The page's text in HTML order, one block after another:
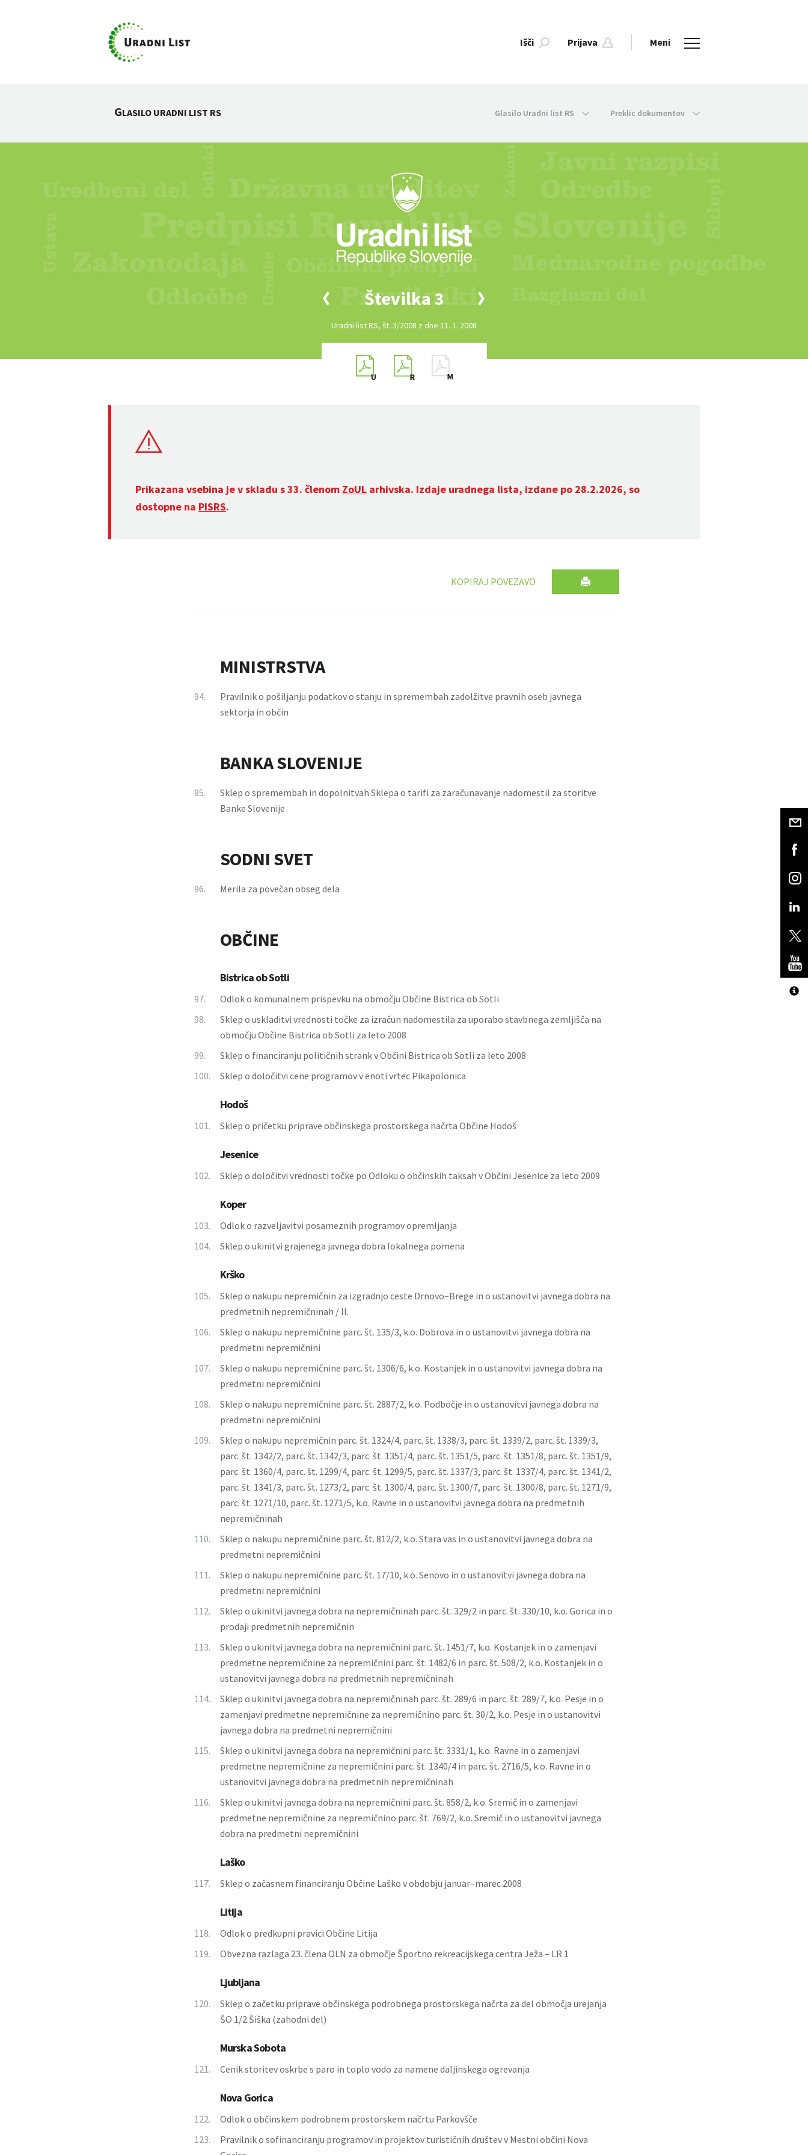
Išči Prijava Meni
GLASILO URADNI LIST RS Glasilo Uradni list RS Preklic dokumentov
Številka 3
Uradni list RS, št. 3/2008 z dne 11. 1. 2008
Prikazana vsebina je v skladu s 33. členom ZoUL arhivska. Izdaje uradnega lista, izdane po 28.2.2026, so
dostopne na PISRS.
KOPIRAJ POVEZAVO
MINISTRSTVA
94.
Pravilnik o pošiljanju podatkov o stanju in spremembah zadolžitve pravnih oseb javnega
sektorja in občin
BANKA SLOVENIJE
95.
Sklep o spremembah in dopolnitvah Sklepa o tarifi za zaračunavanje nadomestil za storitve
Banke Slovenije
SODNI SVET
96. Merila za povečan obseg dela
OBČINE
Bistrica ob Sotli
97.
Odlok o komunalnem prispevku na območju Občine Bistrica ob Sotli
98.
Sklep o uskladitvi vrednosti točke za izračun nadomestila za uporabo stavbnega zemljišča na
območju Občine Bistrica ob Sotli za leto 2008
99.
Sklep o financiranju političnih strank v Občini Bistrica ob Sotli za leto 2008
100.
Sklep o določitvi cene programov v enoti vrtec Pikapolonica
Hodoš
101. Sklep o pričetku priprave občinskega prostorskega načrta Občine Hodoš
Jesenice
102. Sklep o določitvi vrednosti točke po Odloku o občinskih taksah v Občini Jesenice za leto 2009
Koper
103.
Odlok o razveljavitvi posameznih programov opremljanja
104.
Sklep o ukinitvi grajenega javnega dobra lokalnega pomena
Krško
105.
Sklep o nakupu nepremičnin za izgradnjo ceste Drnovo–Brege in o ustanovitvi javnega dobra na
predmetnih nepremičninah / II.
106.
Sklep o nakupu nepremičnine parc. št. 135/3, k.o. Dobrova in o ustanovitvi javnega dobra na
predmetni nepremičnini
107.
Sklep o nakupu nepremičnine parc. št. 1306/6, k.o. Kostanjek in o ustanovitvi javnega dobra na
predmetni nepremičnini
108.
Sklep o nakupu nepremičnine parc. št. 2887/2, k.o. Podbočje in o ustanovitvi javnega dobra na
predmetni nepremičnini
109.
Sklep o nakupu nepremičnin parc. št. 1324/4, parc. št. 1338/3, parc. št. 1339/2, parc. št. 1339/3,
parc. št. 1342/2, parc. št. 1342/3, parc. št. 1351/4, parc. št. 1351/5, parc. št. 1351/8, parc. št. 1351/9,
parc. št. 1360/4, parc. št. 1299/4, parc. št. 1299/5, parc. št. 1337/3, parc. št. 1337/4, parc. št. 1341/2,
parc. št. 1341/3, parc. št. 1273/2, parc. št. 1300/4, parc. št. 1300/7, parc. št. 1300/8, parc. št. 1271/9,
parc. št. 1271/10, parc. št. 1271/5, k.o. Ravne in o ustanovitvi javnega dobra na predmetnih
nepremičninah
110.
Sklep o nakupu nepremičnine parc. št. 812/2, k.o. Stara vas in o ustanovitvi javnega dobra na
predmetni nepremičnini
111.
Sklep o nakupu nepremičnine parc. št. 17/10, k.o. Senovo in o ustanovitvi javnega dobra na
predmetni nepremičnini
112.
Sklep o ukinitvi javnega dobra na nepremičninah parc. št. 329/2 in parc. št. 330/10, k.o. Gorica in o
prodaji predmetnih nepremičnin
113.
Sklep o ukinitvi javnega dobra na nepremičnini parc. št. 1451/7, k.o. Kostanjek in o zamenjavi
predmetne nepremičnine za nepremičnini parc. št. 1482/6 in parc. št. 508/2, k.o. Kostanjek in o
ustanovitvi javnega dobra na predmetnih nepremičninah
114.
Sklep o ukinitvi javnega dobra na nepremičninah parc. št. 289/6 in parc. št. 289/7, k.o. Pesje in o
zamenjavi predmetne nepremičnine za nepremičnino parc. št. 30/2, k.o. Pesje in o ustanovitvi
javnega dobra na predmetni nepremičnini
115.
Sklep o ukinitvi javnega dobra na nepremičnini parc. št. 3331/1, k.o. Ravne in o zamenjavi
predmetne nepremičnine za nepremičnini parc. št. 1340/4 in parc. št. 2716/5, k.o. Ravne in o
ustanovitvi javnega dobra na predmetnih nepremičninah
116.
Sklep o ukinitvi javnega dobra na nepremičnini parc. št. 858/2, k.o. Sremič in o zamenjavi
predmetne nepremičnine za nepremičnino parc. št. 769/2, k.o. Sremič in o ustanovitvi javnega
dobra na predmetni nepremičnini
Laško
117. Sklep o začasnem financiranju Občine Laško v obdobju januar–marec 2008
Litija
118.
Odlok o predkupni pravici Občine Litija
119.
Obvezna razlaga 23. člena OLN za območje Športno rekreacijskega centra Ježa – LR 1
Ljubljana
120.
Sklep o začetku priprave občinskega podrobnega prostorskega načrta za del območja urejanja
ŠO 1/2 Šiška (zahodni del)
Murska Sobota
121. Cenik storitev oskrbe s paro in toplo vodo za namene daljinskega ogrevanja
Nova Gorica
122.
Odlok o občinskem podrobnem prostorskem načrtu Parkovšče
123.
Pravilnik o sofinanciranju programov in projektov turističnih društev v Mestni občini Nova